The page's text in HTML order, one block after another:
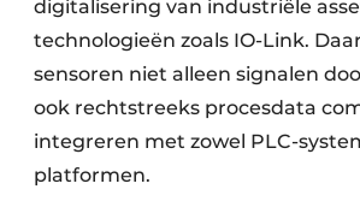
digitalisering van industriële
technologieën zoals IO-Link.
sensoren niet alleen signalen
ook rechtstreeks procesdata
integreren met zowel PLC-
platformen.